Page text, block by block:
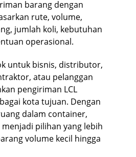
barang dengan
rute, volume,
jumlah koli, kebutuhan
operasional.
untuk bisnis, distributor,
atau pelanggan
pengiriman LCL
kota tujuan. Dengan
dalam container,
pilihan yang lebih
volume kecil hingga